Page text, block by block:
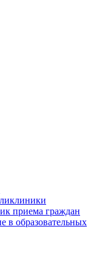
приема граждан
в образовательных